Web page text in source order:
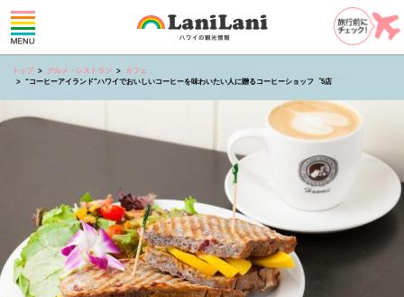
トップ グルメ・レストラン
カフェ
“コーヒーアイランド”ハワイでおいしいコーヒーを味わいたい人に贈るコーヒーショッフ゜5店